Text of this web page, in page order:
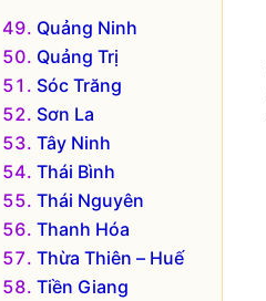
Quảng Ninh
Quảng Trị
Sóc Trăng
Sơn La
Tây Ninh
Thái Bình
Thái Nguyên
Thanh Hóa
Thừa Thiên – Huế
Tiền Giang